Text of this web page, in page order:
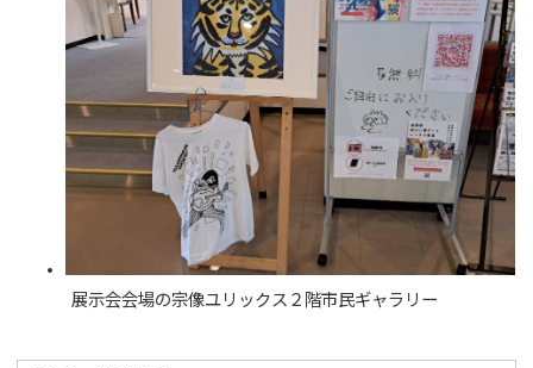
展示会会場の宗像ユリックス２階市民ギャラリー